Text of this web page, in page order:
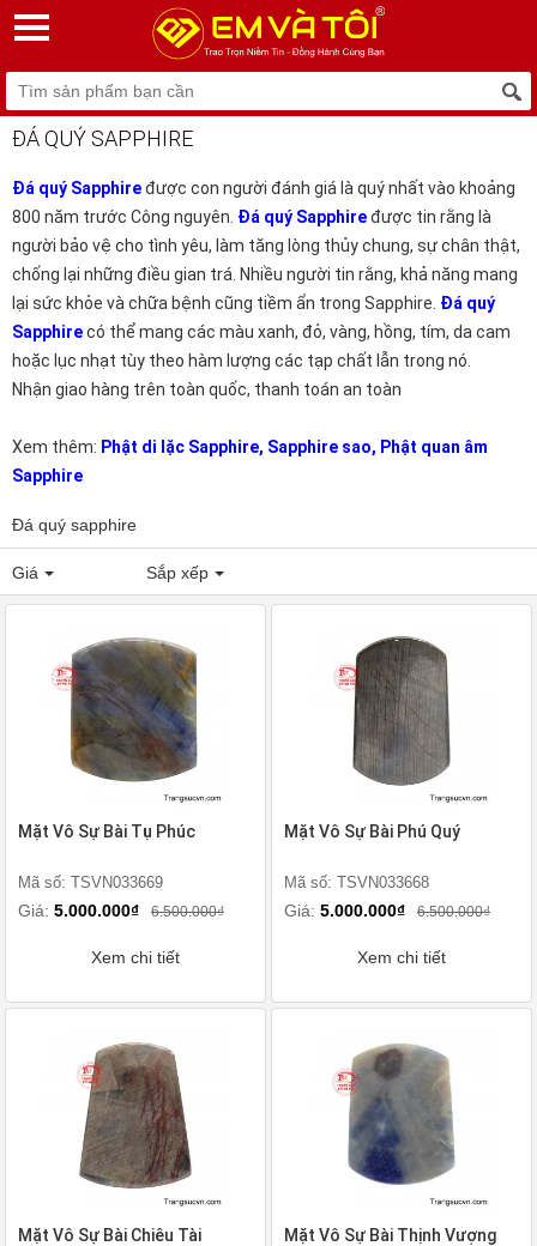
ĐÁ QUÝ SAPPHIRE
Đá quý Sapphiređược con người đánh giá là quý nhất vào khoảng
800 năm trước Công nguyên. Đá quý Sapphiređược tin rằng là
người bảo vệ cho tình yêu, làm tăng lòng thủy chung, sự chân thật,
chống lại những điều gian trá. Nhiều người tin rằng, khả năng mang
lại sức khỏe và chữa bệnh cũng tiềm ẩn trong Sapphire. Đá quý
Sapphirecó thể mang các màu xanh, đỏ, vàng, hồng, tím, da cam
hoặc lục nhạt tùy theo hàm lượng các tạp chất lẫn trong nó.
Nhận giao hàng trên toàn quốc, thanh toán an toàn
Xem thêm: Phật di lặc Sapphire, Sapphire sao, Phật quan âm
Sapphire
Đá quý sapphire
Giá Sắp xếp
Mặt Vô Sự Bài Tụ Phúc
Mã số: TSVN033669
Giá: 5.000.000₫ 6.500.000₫
Xem chi tiết
Mặt Vô Sự Bài Phú Quý
Mã số: TSVN033668
Giá: 5.000.000₫ 6.500.000₫
Xem chi tiết
Mặt Vô Sự Bài Chiêu Tài Mặt Vô Sự Bài Thịnh Vượng